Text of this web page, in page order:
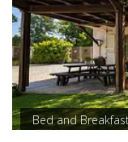
Bed and